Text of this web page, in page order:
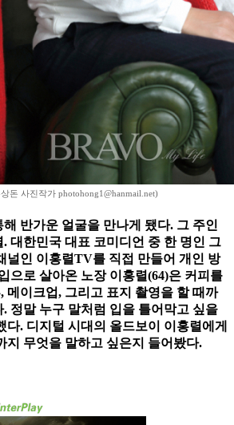
돈 사진작가 photohong1@hanmail.net)
반가운 얼굴을 만나게 됐다. 그 주인
대한민국 대표 코미디언 중 한 명인 그
널인 이홍렬TV를 직접 만들어 개인 방
으로 살아온 노장 이홍렬(64)은 커피를
메이크업, 그리고 표지 촬영을 할 때까
정말 누구 말처럼 입을 틀어막고 싶을
다. 디지털 시대의 올드보이 이홍렬에게
지 무엇을 말하고 싶은지 들어봤다.